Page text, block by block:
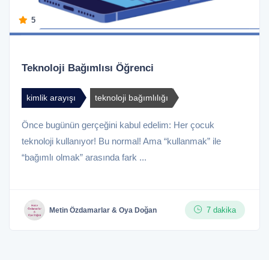
5
Teknoloji Bağımlısı Öğrenci
kimlik arayışı teknoloji bağımlılığı
Önce bugünün gerçeğini kabul edelim: Her çocuk
teknoloji kullanıyor! Bu normal! Ama “kullanmak” ile
“bağımlı olmak” arasında fark ...
Metin Özdamarlar & Oya Doğan 7 dakika